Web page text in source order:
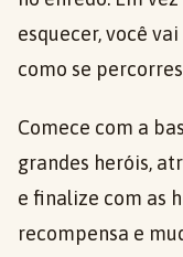
esquecer, você
como se
Comece com a
grandes heróis,
e finalize com as
recompensa e